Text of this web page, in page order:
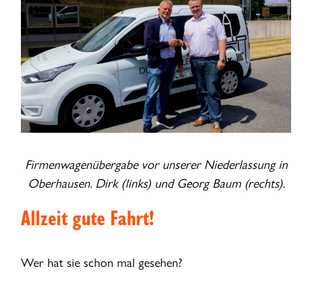
Firmenwagenübergabe vor unserer Niederlassung in
Oberhausen. Dirk (links) und Georg Baum (rechts).
Allzeit gute Fahrt!
Wer hat sie schon mal gesehen?